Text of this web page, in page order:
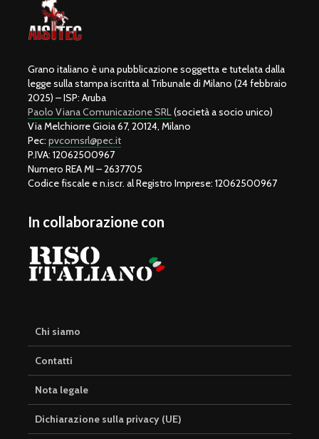
Grano italiano è una pubblicazione soggetta e tutelata dalla
legge sulla stampa iscritta al Tribunale di Milano (24 febbraio
2025) – ISP: Aruba
Paolo Viana Comunicazione SRL(società a socio unico)
Via Melchiorre Gioia 67, 20124, Milano
Pec: pvcomsrl@pec.it
P.IVA: 12062500967
Numero REA MI – 2637705
Codice fiscale e n.iscr. al Registro Imprese: 12062500967
In collaborazione con
Chi siamo
Contatti
Nota legale
Dichiarazione sulla privacy (UE)